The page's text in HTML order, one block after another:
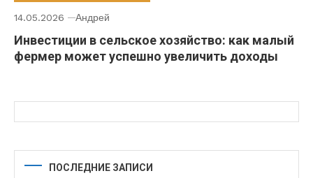
14.05.2026 Андрей
Инвестиции в сельское хозяйство: как малый
фермер может успешно увеличить доходы
ПОСЛЕДНИЕ ЗАПИСИ